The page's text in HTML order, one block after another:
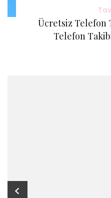
Ücretsiz Telefon
Telefon